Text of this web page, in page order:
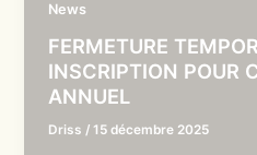
News
FERMETURE
INSCRIPTION POUR
ANNUEL
Driss /15 décembre 2025